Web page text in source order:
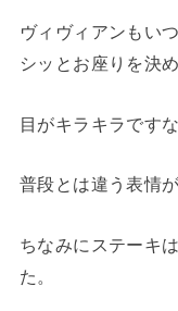
ヴィヴィアンもい
シッとお座りを決
目がキラキラです
普段とは違う表情
ちなみにステーキ
た。